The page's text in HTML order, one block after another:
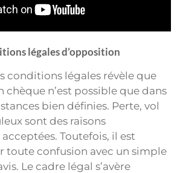
légales d’opposition
conditions légales révèle que
chèque n’est possible que dans
bien définies. Perte, vol
sont des raisons
Toutefois, il est
toute confusion avec un simple
Le cadre légal s’avère